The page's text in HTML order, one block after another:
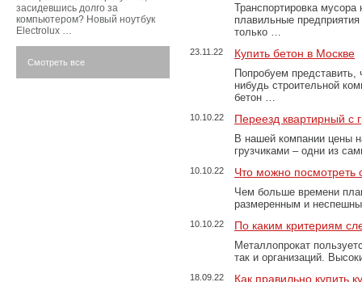
Транспортировка
плавильные
только …
23.11.22 Купить бетон в Москве
Попробуем представить,
нибудь строительной
бетон …
10.10.22 Переезд квартирный с
В нашей компании цены
грузчиками – одни из
10.10.22 Что можно посмотреть
Чем больше времени
размеренным и
10.10.22 По каким критериям
Металлопрокат
так и организаций.
18.09.22 Как правильно купить
засидевшись долго за
компьютером? Новый ноутбук
Electrolux …
Смотреть все